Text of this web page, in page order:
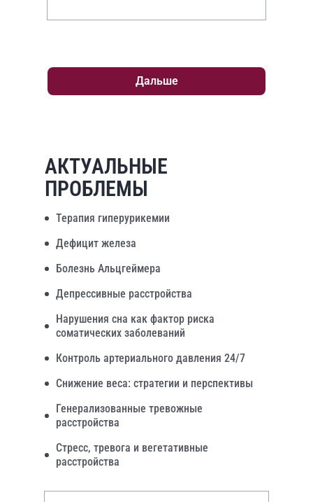
с иммунокомпрометированны
Дальше
АКТУАЛЬНЫЕ
ПРОБЛЕМЫ
Терапия гиперурикемии
Дефицит железа
Болезнь Альцгеймера
Депрессивные расстройства
Нарушения сна как фактор риска
соматических заболеваний
Контроль артериального давления 24/7
Снижение веса: стратегии и перспективы
Генерализованные тревожные
расстройства
Стресс, тревога и вегетативные
расстройства